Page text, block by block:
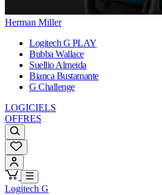
Herman Miller
Logitech G PLAY
Bubba Wallace
Suellio Almeida
Bianca Bustamante
G Challenge
LOGICIELS
OFFRES
Logitech G